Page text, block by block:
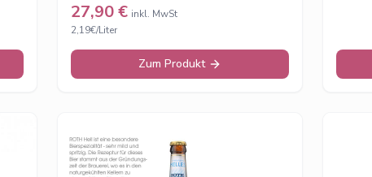
27,90€ inkl. MwSt
2,19€/Liter
Zum Produkt